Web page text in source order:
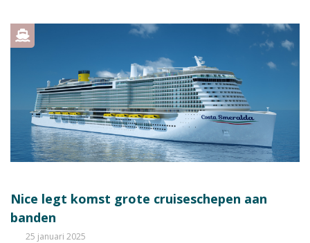
Nice legt komst grote cruiseschepen aan
banden
25 januari 2025